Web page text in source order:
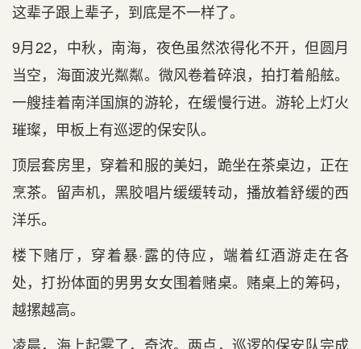
这辈子跟上辈子，到底是不一样了。
9月22，中秋，南海，夜色虽然浓得化不开，但圆月
当空，海面波光粼粼。微风卷着碎浪，拍打着船舷。
一艘挂着南洋国旗的游轮，在缓慢行进。游轮上灯火
璀璨，甲板上有巡逻的保安队。
顶层套房里，穿着和服的美妇，跪坐在茶桌边，正在
烹茶。留声机，黑胶唱片缓缓转动，播放着舒缓的西
洋乐。
楼下赌厅，穿着暴·露的侍应，端着红酒游走在各
处，打扮体面的男男女女围着赌桌。赌桌上的筹码，
越摞越高。
凌晨，海上起雾了，奇浓。两点，巡逻的保安队完成